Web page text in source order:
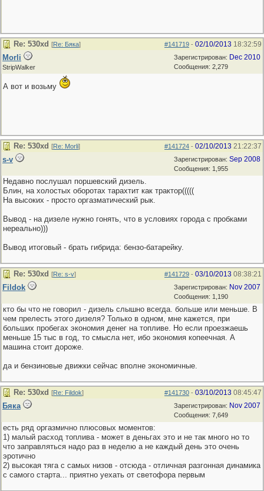
#141719 - 02/10/2013 18:32:59
Re: 530хd [Re: Бяка]
Зарегистрирован: Dec 2010
Сообщения: 2,279
Morli
StripWalker
А вот и возьму
#141724 - 02/10/2013 21:22:37
Re: 530хd [Re: Morli]
Зарегистрирован: Sep 2008
Сообщения: 1,955
s-v
Недавно послушал поршевский дизель.
Блин, на холостых оборотах тарахтит как трактор(((((
На высоких - просто оргазматический рык.
Вывод - на дизеле нужно гонять, что в условиях города с пробками
нереально)))
Вывод итоговый - брать гибрида: бензо-батарейку.
#141729 - 03/10/2013 08:38:21
Re: 530хd [Re: s-v]
Зарегистрирован: Nov 2007
Сообщения: 1,190
Fildok
кто бы что не говорил - дизель слышно всегда. больше или меньше. В
чем прелесть этого дизеля? Только в одном, мне кажется, при
больших пробегах экономия денег на топливе. Но если проезжаешь
меньше 15 тыс в год, то смысла нет, ибо экономия копеечная. А
машина стоит дороже.
да и бензиновые движки сейчас вполне экономичные.
#141730 - 03/10/2013 08:45:47
Re: 530хd [Re: Fildok]
Зарегистрирован: Nov 2007
Сообщения: 7,649
Бяка
есть ряд оргазмично плюсовых моментов:
1) малый расход топлива - может в деньгах это и не так много но то
что заправляться надо раз в неделю а не каждый день это очень
эротично
2) высокая тяга с самых низов - отсюда - отличная разгонная динамика
с самого старта... приятно уехать от светофора первым